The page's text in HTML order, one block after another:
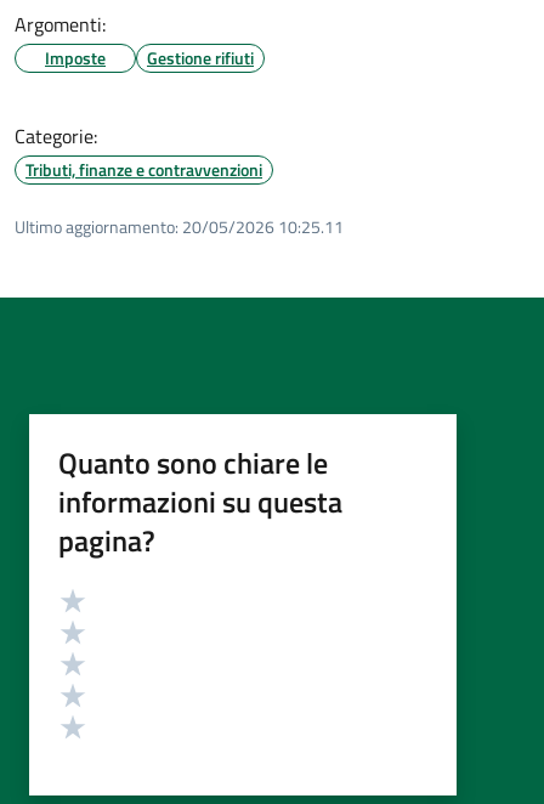
Argomenti:
Imposte Gestione rifiuti
Categorie:
Tributi, finanze e contravvenzioni
Ultimo aggiornamento: 20/05/2026 10:25.11
Quanto sono chiare le
informazioni su questa
pagina?
Valutazione